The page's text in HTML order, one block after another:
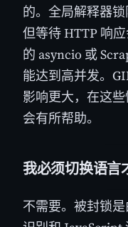
的。全局解释器锁
但等待 HTTP 响
的 asyncio 或
能达到高并发。
影响更大，在这
会有所帮助。
我必须切换语言
不需要。被封锁